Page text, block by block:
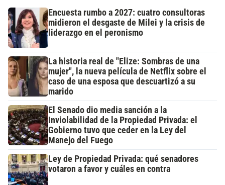
Encuesta rumbo a 2027: cuatro consultoras
midieron el desgaste de Milei y la crisis de
liderazgo en el peronismo
La historia real de "Elize: Sombras de una
mujer", la nueva película de Netflix sobre el
caso de una esposa que descuartizó a su
marido
El Senado dio media sanción a la
Inviolabilidad de la Propiedad Privada: el
Gobierno tuvo que ceder en la Ley del
Manejo del Fuego
Ley de Propiedad Privada: qué senadores
votaron a favor y cuáles en contra